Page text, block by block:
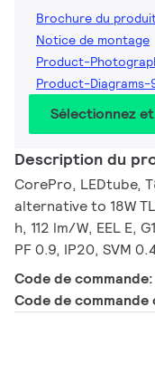
Brochure du
Notice de montage
Product-
Product-
Sélectionnez
Description du
CorePro, LEDtube,
alternative to 18W
h, 112 lm/W, EEL E,
PF 0.9, IP20, SVM
Code de commande:
Code de commande